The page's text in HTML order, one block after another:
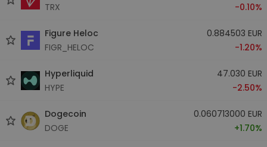
TRX
-0.10%
Figure Heloc
FIGR_HELOC
0.884503 EUR
-1.20%
Hyperliquid
HYPE
47.030 EUR
-2.50%
Dogecoin
DOGE
0.060713000 EUR
+1.70%